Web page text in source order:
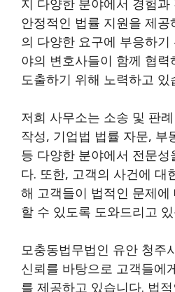
지 다양한 분야에서 경험
안정적인 법률 지원을 제공
의 다양한 요구에 부응하
야의 변호사들이 함께 협
도출하기 위해 노력하고 있
저희 사무소는 소송 및 판
작성, 기업법 법률 자문, 부
등 다양한 분야에서 전문성
다. 또한, 고객의 사건에 대
해 고객들이 법적인 문제에
할 수 있도록 도와드리고
모충동법무법인 유안 청주
신뢰를 바탕으로 고객들에
를 제공하고 있습니다. 법